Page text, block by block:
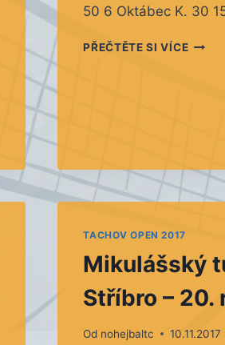
50 6 Oktábec K. 30
PŘEČTĚTE SI VÍCE
TACHOV OPEN 2017
Mikulášský
Stříbro – 20.
Od nohejbaltc 10.11.2017